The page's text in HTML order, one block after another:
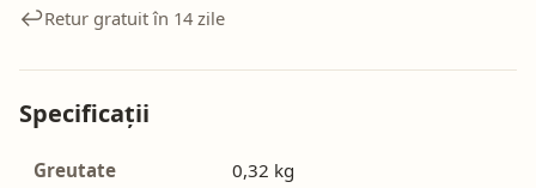
↩️Retur gratuit în 14 zile
Specificații
Greutate 0,32 kg